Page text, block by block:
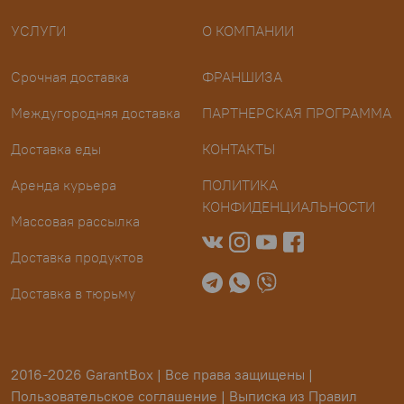
УСЛУГИ
Срочная доставка
Междугородняя доставка
Доставка еды
Аренда курьера
Массовая рассылка
Доставка продуктов
Доставка в тюрьму
О КОМПАНИИ
ФРАНШИЗА
ПАРТНЕРСКАЯ ПРОГРАММА
КОНТАКТЫ
ПОЛИТИКА
КОНФИДЕНЦИАЛЬНОСТИ
2016-2026 GarantBox | Все права защищены |
Пользовательское соглашение | Выписка из Правил